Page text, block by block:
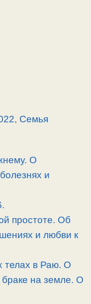
, Семья
О
и
простоте. Об
и любви к
телах в Раю. О
браке на земле. О